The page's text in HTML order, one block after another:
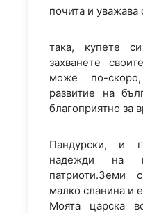
почита и уважава
така, купете
захванете
може по-
развитие на
благоприятно за
Пандурски, и
надежди на
патриоти.Земи
малко сланина и
Моята царска